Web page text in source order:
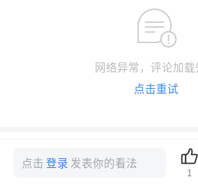
网络异常，评论加载
点击重试
点击登录 发表你的看法
1